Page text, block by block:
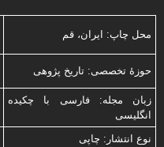
محل چاپ: ایران، قم
حوزۀ تخصصی: تاریخ پژوهی
زبان مجله: فارسی با چكیده
انگلیسی
نوع انتشار: چاپی